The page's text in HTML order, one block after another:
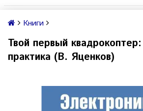
Книги
Твой первый
практика (В. Яценков)